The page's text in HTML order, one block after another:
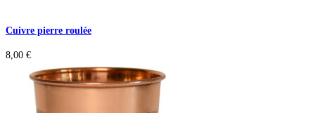
Cuivre pierre roulée
8,00 €